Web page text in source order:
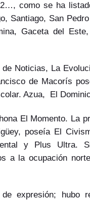
como se ha
Santiago, San
Gaceta del
Noticias, La
de Macorís
Azua, El
El Momento. La
poseía El
y Plus Ultra.
a la ocupación
expresión; hubo